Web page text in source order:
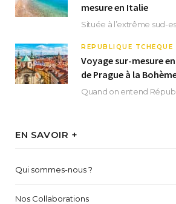
mesure en Italie
RÉPUBLIQUE TCHÈQUE
Voyage sur-mesure
de Prague à la
EN SAVOIR +
Qui sommes-nous ?
Nos Collaborations